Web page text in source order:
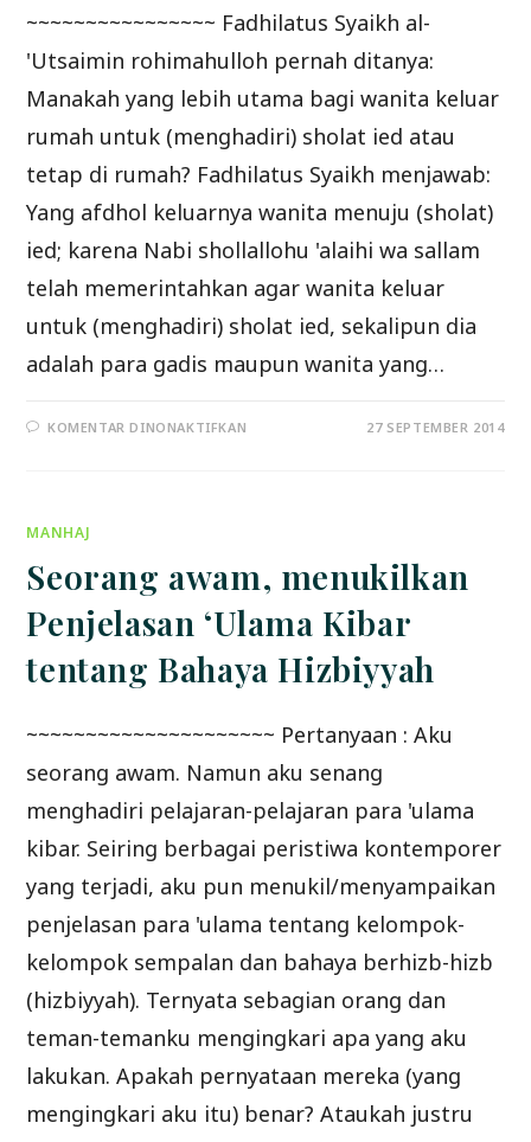
~~~~~~~~~~~~~~~~ Fadhilatus Syaikh al-
'Utsaimin rohimahulloh pernah ditanya:
Manakah yang lebih utama bagi wanita keluar
rumah untuk (menghadiri) sholat ied atau
tetap di rumah? Fadhilatus Syaikh menjawab:
Yang afdhol keluarnya wanita menuju (sholat)
ied; karena Nabi shollallohu 'alaihi wa sallam
telah memerintahkan agar wanita keluar
untuk (menghadiri) sholat ied, sekalipun dia
adalah para gadis maupun wanita yang…
KOMENTAR DINONAKTIFKAN 27 SEPTEMBER 2014
MANHAJ
Seorang awam, menukilkan
Penjelasan ‘Ulama Kibar
tentang Bahaya Hizbiyyah
~~~~~~~~~~~~~~~~~~~~~ Pertanyaan : Aku
seorang awam. Namun aku senang
menghadiri pelajaran-pelajaran para 'ulama
kibar. Seiring berbagai peristiwa kontemporer
yang terjadi, aku pun menukil/menyampaikan
penjelasan para 'ulama tentang kelompok-
kelompok sempalan dan bahaya berhizb-hizb
(hizbiyyah). Ternyata sebagian orang dan
teman-temanku mengingkari apa yang aku
lakukan. Apakah pernyataan mereka (yang
mengingkari aku itu) benar? Ataukah justru